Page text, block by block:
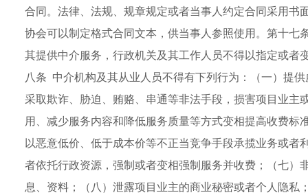
合同。法律、法规、规章规定或者当事人约定合同采用
协会可以制定格式合同文本，供当事人参照使用。第十
其提供中介服务，行政机关及其工作人员不得以指定或
八条 中介机构及其从业人员不得有下列行为：（一）提
采取欺诈、胁迫、贿赂、串通等非法手段，损害项目业
用、减少服务内容和降低服务质量等方式变相提高收费
以恶意低价、低于成本价等不正当竞争手段承揽业务或
者依托行政资源，强制或者变相强制服务并收费；（七
息、资料；（八）泄露项目业主的商业秘密或者个人隐